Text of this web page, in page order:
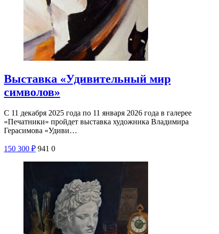
Выставка «Удивительный мир
символов»
С 11 декабря 2025 года по 11 января 2026 года в галерее
«Печатники» пройдет выставка художника Владимира
Герасимова «Удиви…
150 300 ₽ 941 0